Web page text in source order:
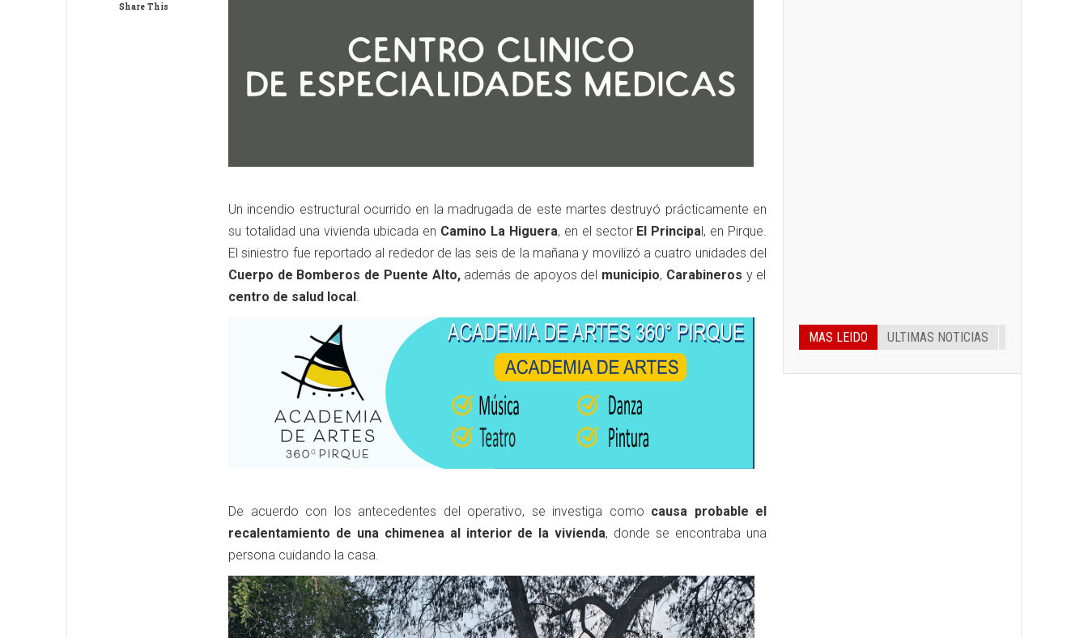
Share This
Un incendio estructural ocurrido en la madrugada de este martes destruyó prácticamente en
su totalidad una vivienda ubicada en Camino La Higuera, en el sector El Principal, en Pirque.
El siniestro fue reportado al rededor de las seis de la mañana y movilizó a cuatro unidades del
Cuerpo de Bomberos de Puente Alto,además de apoyos del municipio, Carabineros y el
centro de salud local.
De acuerdo con los antecedentes del operativo, se investiga como causa probable el
recalentamiento de una chimenea al interior de la vivienda, donde se encontraba una
persona cuidando la casa.
MAS LEIDO ULTIMAS NOTICIAS